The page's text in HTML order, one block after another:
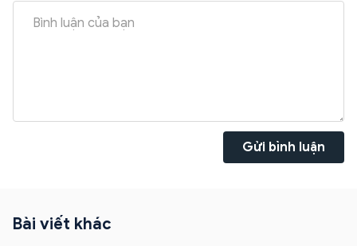
Gửi bình luận
Bài viết khác